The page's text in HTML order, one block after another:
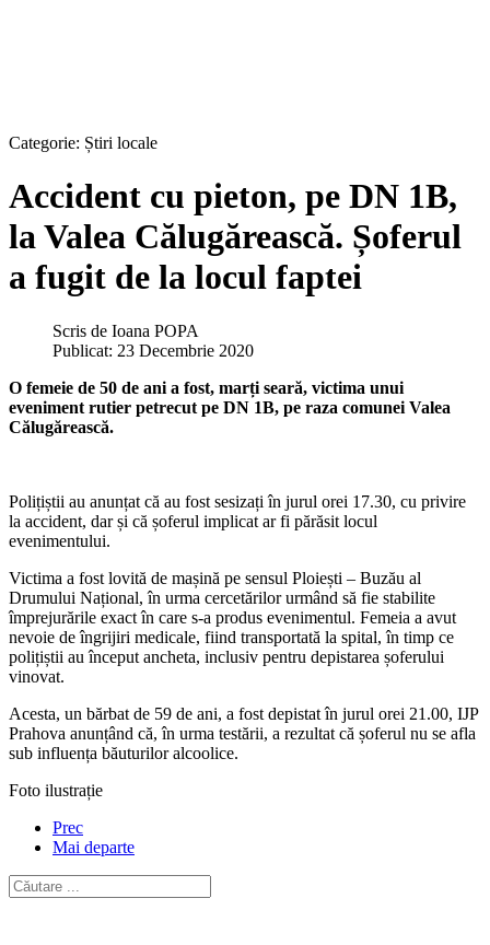
Categorie: Știri locale
Accident cu pieton, pe DN 1B,
la Valea Călugărească. Șoferul
a fugit de la locul faptei
Scris de Ioana POPA
Publicat: 23 Decembrie 2020
O femeie de 50 de ani a fost, marți seară, victima unui
eveniment rutier petrecut pe DN 1B, pe raza comunei Valea
Călugărească.
Polițiștii au anunțat că au fost sesizați în jurul orei 17.30, cu privire
la accident, dar și că șoferul implicat ar fi părăsit locul
evenimentului.
Victima a fost lovită de mașină pe sensul Ploiești – Buzău al
Drumului Național, în urma cercetărilor urmând să fie stabilite
împrejurările exact în care s-a produs evenimentul. Femeia a avut
nevoie de îngrijiri medicale, fiind transportată la spital, în timp ce
polițiștii au început ancheta, inclusiv pentru depistarea șoferului
vinovat.
Acesta, un bărbat de 59 de ani, a fost depistat în jurul orei 21.00, IJP
Prahova anunțând că, în urma testării, a rezultat că șoferul nu se afla
sub influența băuturilor alcoolice.
Foto ilustrație
Prec
Mai departe